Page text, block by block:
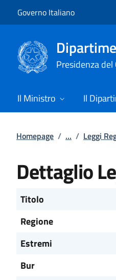
Governo Italiano
Presidenza
Il Ministro Il
Homepage / ... / Leggi
Dettaglio
Titolo
Regione
Estremi
Bur